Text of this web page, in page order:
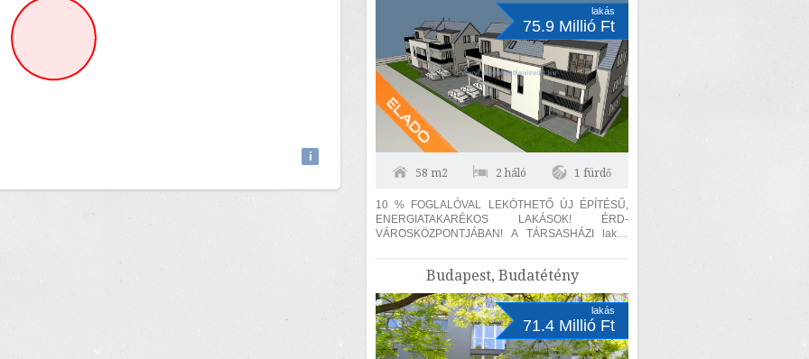
i Attributions
lakás
75.9 Millió Ft
58 m2 2 háló 1 fürdő
10 % FOGLALÓVAL LEKÖTHETŐ ÚJ ÉPÍTÉSŰ,
ENERGIATAKARÉKOS LAKÁSOK! ÉRD-
VÁROSKÖZPONTJÁBAN! A TÁRSASHÁZI lakás
m2) +...
Budapest, Budatétény
lakás
71.4 Millió Ft